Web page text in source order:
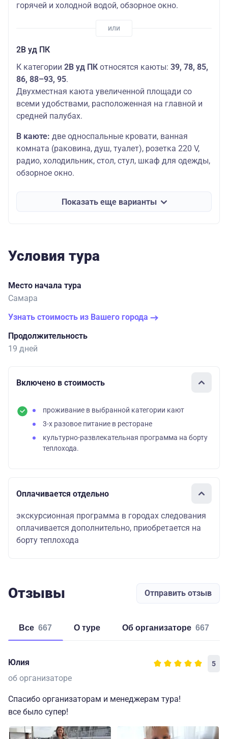
горячей и холодной водой, обзорное окно.
2В уд ПК
К категории 2В уд ПК​ относятся каюты: 39, 78, 85,
86, 88–93, 95.
Двухместная каюта увеличенной площади со
всеми удобствами, расположенная на главной и
средней палубах.
В каюте: две односпальные кровати, ванная
комната (раковина, душ, туалет), розетка 220 V,
радио, холодильник, стол, стул, шкаф для одежды,
обзорное окно.
Показать еще варианты
Условия тура
Место начала тура
Самара
Узнать стоимость из Вашего города
Продолжительность
19 дней
Включено в стоимость
проживание в выбранной категории кают
3-х разовое питание в ресторане
культурно-развлекательная программа на борту
теплохода.
Оплачивается отдельно
экскурсионная программа в городах следования
оплачивается дополнительно, приобретается на
борту теплохода
Отзывы Отправить отзыв
Все 667 о туре об организаторе 667
Юлия 5
об организаторе
Спасибо организаторам и менеджерам тура!
все было супер!